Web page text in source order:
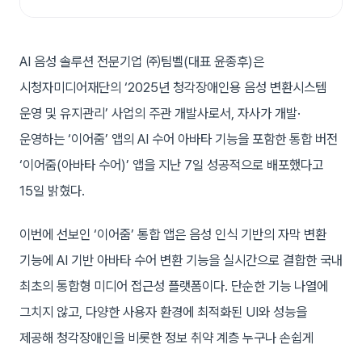
AI 음성 솔루션 전문기업 ㈜팀벨(대표 윤종후)은
시청자미디어재단의 ‘2025년 청각장애인용 음성 변환시스템
운영 및 유지관리’ 사업의 주관 개발사로서, 자사가 개발·
운영하는 ‘이어줌’ 앱의 AI 수어 아바타 기능을 포함한 통합 버전
‘이어줌(아바타 수어)’ 앱을 지난 7일 성공적으로 배포했다고
15일 밝혔다.
이번에 선보인 ‘이어줌’ 통합 앱은 음성 인식 기반의 자막 변환
기능에 AI 기반 아바타 수어 변환 기능을 실시간으로 결합한 국내
최초의 통합형 미디어 접근성 플랫폼이다. 단순한 기능 나열에
그치지 않고, 다양한 사용자 환경에 최적화된 UI와 성능을
제공해 청각장애인을 비롯한 정보 취약 계층 누구나 손쉽게